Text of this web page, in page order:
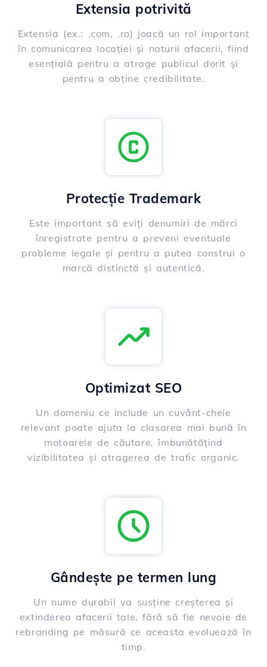
Extensia potrivită
Extensia (ex.: .com, .ro) joacă un rol important
în comunicarea locației și naturii afacerii, fiind
esențială pentru a atrage publicul dorit și
pentru a obține credibilitate.
Protecție Trademark
Este important să eviți denumiri de mărci
înregistrate pentru a preveni eventuale
probleme legale și pentru a putea construi o
marcă distinctă și autentică.
Optimizat SEO
Un domeniu ce include un cuvânt-cheie
relevant poate ajuta la clasarea mai bună în
motoarele de căutare, îmbunătățind
vizibilitatea și atragerea de trafic organic.
Gândește pe termen lung
Un nume durabil va susține creșterea și
extinderea afacerii tale, fără să fie nevoie de
rebranding pe măsură ce aceasta evoluează în
timp.